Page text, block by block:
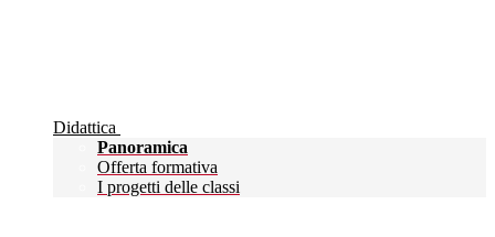
Didattica
Panoramica
Offerta formativa
I progetti delle classi